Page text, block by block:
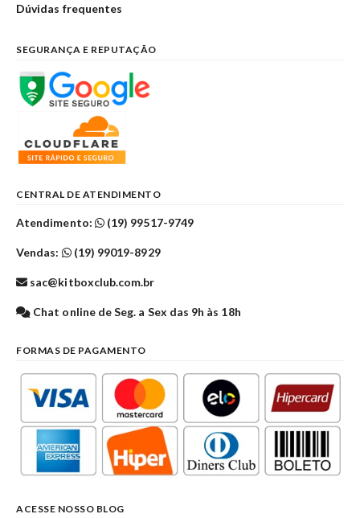
Dúvidas frequentes
SEGURANÇA E REPUTAÇÃO
CENTRAL DE ATENDIMENTO
Atendimento: (19) 99517-9749
Vendas: (19) 99019-8929
sac@kitboxclub.com.br
Chat online de Seg. a Sex das 9h às 18h
FORMAS DE PAGAMENTO
ACESSE NOSSO BLOG